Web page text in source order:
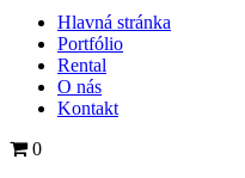
Hlavná stránka
Portfólio
Rental
O nás
Kontakt
0